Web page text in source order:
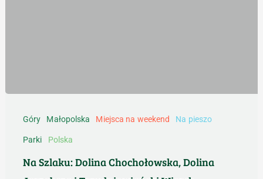
Szlaku:
Chochołowska,
Dolina
Góry Małopolska Miejsca na weekend Na pieszo
Parki Polska
Na Szlaku: Dolina Chochołowska, Dolina